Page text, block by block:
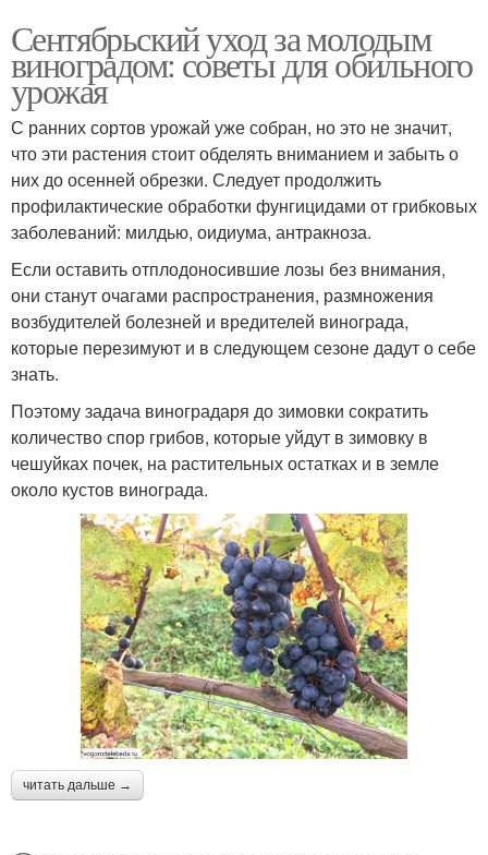
Сентябрьский уход за молодым
виноградом: советы для обильного
урожая
С ранних сортов урожай уже собран, но это не значит,
что эти растения стоит обделять вниманием и забыть о
них до осенней обрезки. Следует продолжить
профилактические обработки фунгицидами от грибковых
заболеваний: милдью, оидиума, антракноза.
Если оставить отплодоносившие лозы без внимания,
они станут очагами распространения, размножения
возбудителей болезней и вредителей винограда,
которые перезимуют и в следующем сезоне дадут о себе
знать.
Поэтому задача виноградаря до зимовки сократить
количество спор грибов, которые уйдут в зимовку в
чешуйках почек, на растительных остатках и в земле
около кустов винограда.
читать дальше →